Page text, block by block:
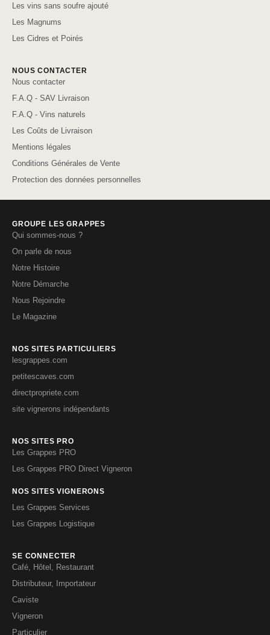
Les vins sans soufre ajouté
Les Magnums
Les Cidres et Poirés
NOUS CONTACTER
Nous contacter
F.A.Q - SAV Livraison
F.A.Q - Vins naturels
Les Coûts de Livraison
Mentions légales
Conditions Générales de Vente
Protection des données personnelles
GROUPE LES GRAPPES
Qui sommes-nous ?
On parle de nous
Notre Histoire
Notre Démarche
Nous Rejoindre
Le Magazine
NOS SITES PARTICULIERS
lesgrappes.com
petitescaves.com
directpropriete.com
site vignerons indépendants
NOS SITES PRO
Les Grappes PRO
Les Grappes PRO Direct Vigneron
NOS SITES VIGNERONS
Les Grappes Services
Les Grappes Logistique
SE CONNECTER
Café, Hôtel, Restaurant
Distributeur, Importateur
Caviste
Vigneron
Particulier